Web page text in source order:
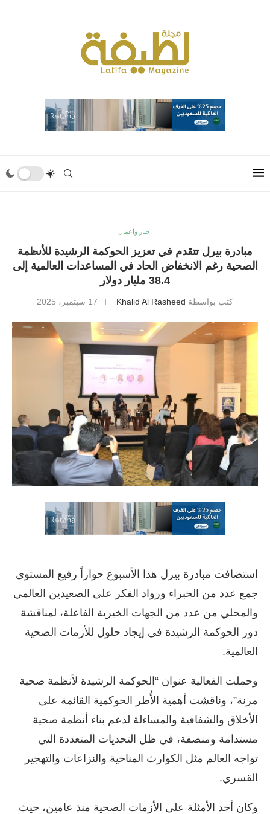
اخبار واعمال
مبادرة بيرل تتقدم في تعزيز الحوكمة الرشيدة للأنظمة
الصحية رغم الانخفاض الحاد في المساعدات العالمية إلى
38.4 مليار دولار
كتب بواسطة Khalid Al Rasheed 17 سبتمبر، 2025
استضافت مبادرة بيرل هذا الأسبوع حواراً رفيع المستوى
جمع عدد من الخبراء ورواد الفكر على الصعيدين العالمي
والمحلي من عدد من الجهات الخيرية الفاعلة، لمناقشة
دور الحوكمة الرشيدة في إيجاد حلول للأزمات الصحية
العالمية.
وحملت الفعالية عنوان “الحوكمة الرشيدة لأنظمة صحية
مرنة”، وناقشت أهمية الأُطر الحوكمية القائمة على
الأخلاق والشفافية والمساءلة لدعم بناء أنظمة صحية
مستدامة ومنصفة، في ظل التحديات المتعددة التي
تواجه العالم مثل الكوارث المناخية والنزاعات والتهجير
القسري.
وكان أحد الأمثلة على الأزمات الصحية منذ عامين، حيث